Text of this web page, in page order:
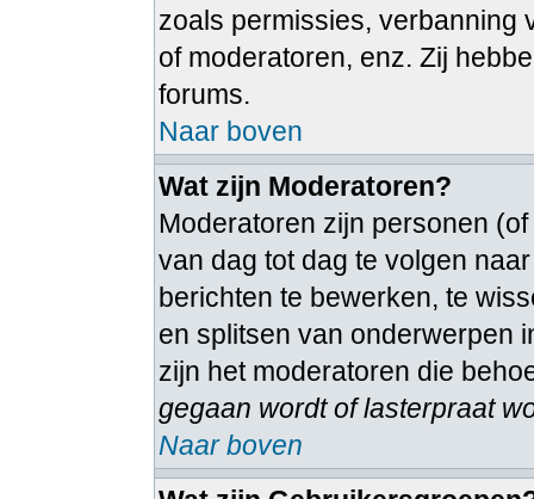
zoals permissies, verbanning
of moderatoren, enz. Zij
forums.
Naar boven
Wat zijn Moderatoren?
Moderatoren zijn personen
van dag tot dag te volgen
berichten te bewerken, te
en splitsen van onderwerpen
zijn het moderatoren die
gegaan wordt of lasterpraat
Naar boven